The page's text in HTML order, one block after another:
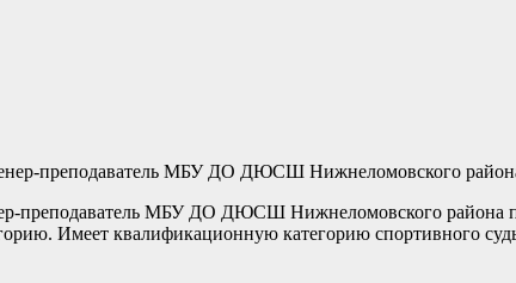
преподаватель МБУ ДО ДЮСШ Нижнеломовского
преподаватель МБУ ДО ДЮСШ Нижнеломовского района
Имеет квалификационную категорию спортивного